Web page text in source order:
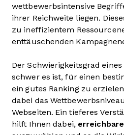
wettbewerbsintensive
ihrer Reichweite liegen.
zu ineffizientem
enttäuschenden
Der Schwierigkeitsgrad
schwer es ist, für einen
ein gutes Ranking zu
dabei das
Webseiten. Ein tieferes
hilft Ihnen dabei,